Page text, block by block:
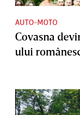
AUTO-MOTO
Covasna
ului